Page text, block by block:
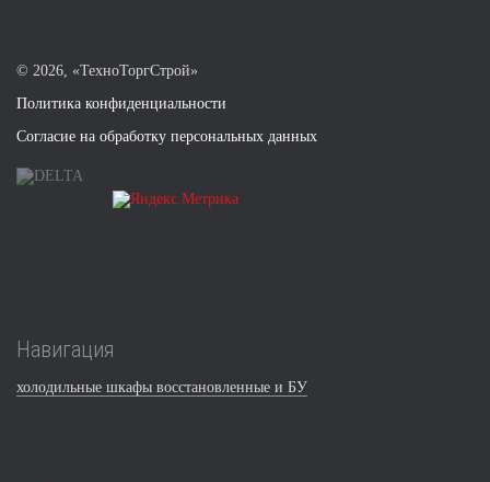
© 2026, «ТехноТоргСтрой»
Политика конфиденциальности
Согласие на обработку персональных данных
Навигация
холодильные шкафы восстановленные и БУ